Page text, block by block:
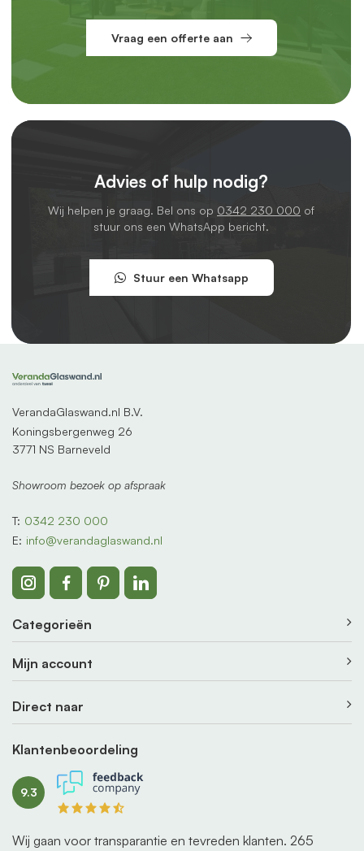
Vraag een offerte aan
Advies of hulp nodig?
Wij helpen je graag. Bel ons op 0342 230 000 of
stuur ons een WhatsApp bericht.
Stuur een Whatsapp
VerandaGlaswand.nl B.V.
Koningsbergenweg 26
3771 NS Barneveld
Showroom bezoek op afspraak
T: 0342 230 000
E: info@verandaglaswand.nl
Categorieën
Mijn account
Direct naar
Klantenbeoordeling
9.3
Wij gaan voor transparantie en tevreden klanten. 265